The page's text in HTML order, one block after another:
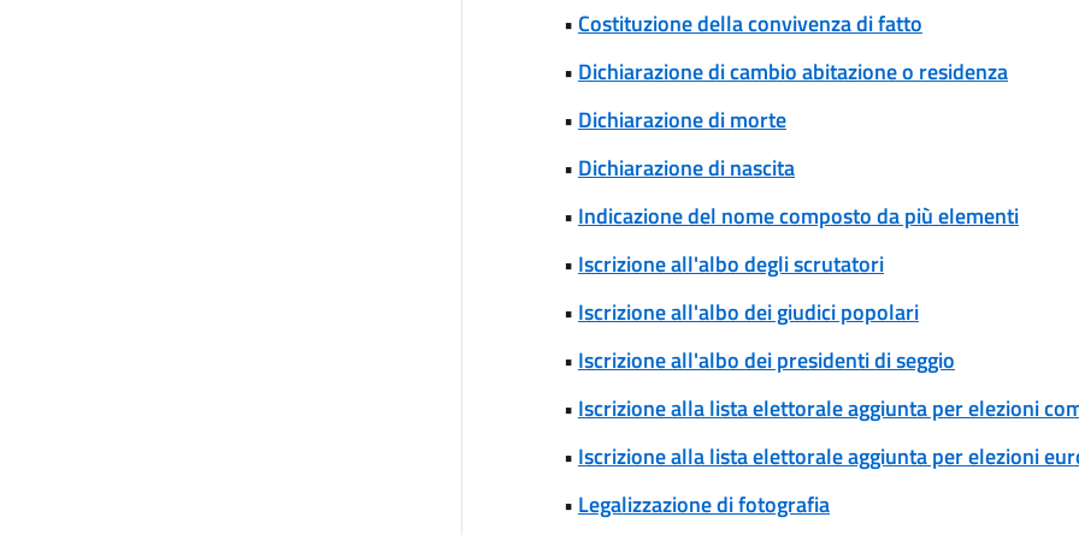
• Costituzione della convivenza di fatto
• Dichiarazione di cambio abitazione o residenza
• Dichiarazione di morte
• Dichiarazione di nascita
• Indicazione del nome composto da più elementi
• Iscrizione all'albo degli scrutatori
• Iscrizione all'albo dei giudici popolari
• Iscrizione all'albo dei presidenti di seggio
• Iscrizione alla lista elettorale aggiunta per elezioni
• Iscrizione alla lista elettorale aggiunta per elezioni
• Legalizzazione di fotografia